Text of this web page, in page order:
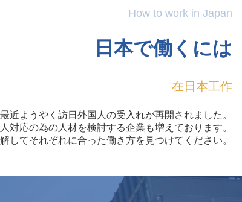
How to work in Japan
日本で働くには
在日本工作
近ようやく訪日外国人の受入れが再開されました。
対応の為の人材を検討する企業も増えております。
してそれぞれに合った働き方を見つけてください。